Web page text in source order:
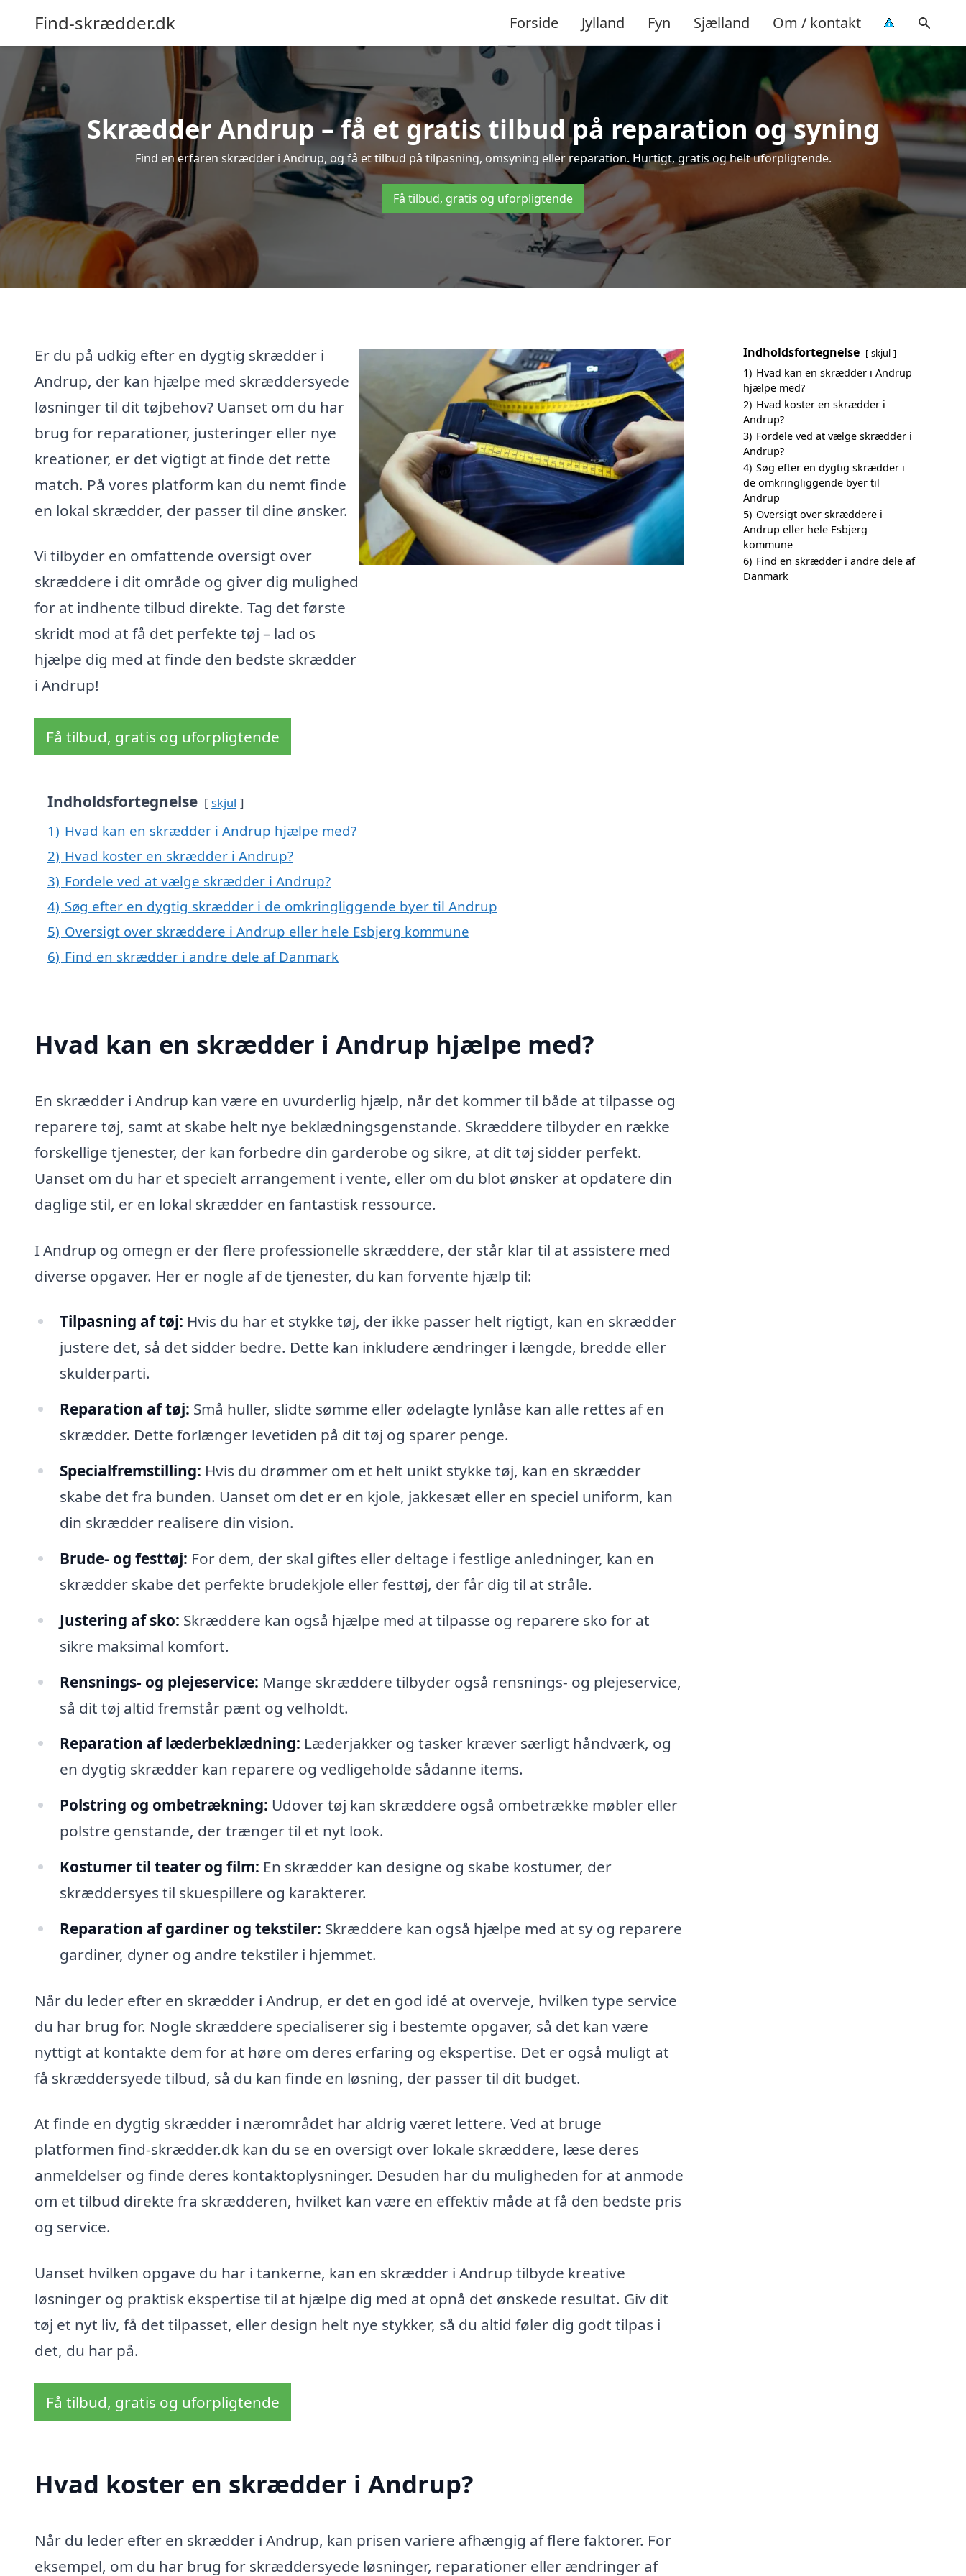
Find-skrædder.dk Forside Jylland Fyn Sjælland Om / kontakt
Skrædder Andrup – få et gratis tilbud på reparation og syning
Find en erfaren skrædder i Andrup, og få et tilbud på tilpasning, omsyning eller reparation. Hurtigt, gratis og helt uforpligtende.
Få tilbud, gratis og uforpligtende
Er du på udkig efter en dygtig skrædder i
Andrup, der kan hjælpe med skræddersyede
løsninger til dit tøjbehov? Uanset om du har
brug for reparationer, justeringer eller nye
kreationer, er det vigtigt at finde det rette
match. På vores platform kan du nemt finde
en lokal skrædder, der passer til dine ønsker.
Vi tilbyder en omfattende oversigt over
skræddere i dit område og giver dig mulighed
for at indhente tilbud direkte. Tag det første
skridt mod at få det perfekte tøj – lad os
hjælpe dig med at finde den bedste skrædder
i Andrup!
Få tilbud, gratis og uforpligtende
Indholdsfortegnelse skjul
1) Hvad kan en skrædder i Andrup hjælpe med?
2) Hvad koster en skrædder i Andrup?
3) Fordele ved at vælge skrædder i Andrup?
4) Søg efter en dygtig skrædder i de omkringliggende byer til Andrup
5) Oversigt over skræddere i Andrup eller hele Esbjerg kommune
6) Find en skrædder i andre dele af Danmark
Hvad kan en skrædder i Andrup hjælpe med?
En skrædder i Andrup kan være en uvurderlig hjælp, når det kommer til både at tilpasse og
reparere tøj, samt at skabe helt nye beklædningsgenstande. Skræddere tilbyder en række
forskellige tjenester, der kan forbedre din garderobe og sikre, at dit tøj sidder perfekt.
Uanset om du har et specielt arrangement i vente, eller om du blot ønsker at opdatere din
daglige stil, er en lokal skrædder en fantastisk ressource.
I Andrup og omegn er der flere professionelle skræddere, der står klar til at assistere med
diverse opgaver. Her er nogle af de tjenester, du kan forvente hjælp til:
Tilpasning af tøj: Hvis du har et stykke tøj, der ikke passer helt rigtigt, kan en skrædder
justere det, så det sidder bedre. Dette kan inkludere ændringer i længde, bredde eller
skulderparti.
Reparation af tøj: Små huller, slidte sømme eller ødelagte lynlåse kan alle rettes af en
skrædder. Dette forlænger levetiden på dit tøj og sparer penge.
Specialfremstilling: Hvis du drømmer om et helt unikt stykke tøj, kan en skrædder
skabe det fra bunden. Uanset om det er en kjole, jakkesæt eller en speciel uniform, kan
din skrædder realisere din vision.
Brude- og festtøj: For dem, der skal giftes eller deltage i festlige anledninger, kan en
skrædder skabe det perfekte brudekjole eller festtøj, der får dig til at stråle.
Justering af sko: Skræddere kan også hjælpe med at tilpasse og reparere sko for at
sikre maksimal komfort.
Rensnings- og plejeservice: Mange skræddere tilbyder også rensnings- og plejeservice,
så dit tøj altid fremstår pænt og velholdt.
Reparation af læderbeklædning: Læderjakker og tasker kræver særligt håndværk, og
en dygtig skrædder kan reparere og vedligeholde sådanne items.
Polstring og ombetrækning: Udover tøj kan skræddere også ombetrække møbler eller
polstre genstande, der trænger til et nyt look.
Kostumer til teater og film: En skrædder kan designe og skabe kostumer, der
skræddersyes til skuespillere og karakterer.
Reparation af gardiner og tekstiler: Skræddere kan også hjælpe med at sy og reparere
gardiner, dyner og andre tekstiler i hjemmet.
Når du leder efter en skrædder i Andrup, er det en god idé at overveje, hvilken type service
du har brug for. Nogle skræddere specialiserer sig i bestemte opgaver, så det kan være
nyttigt at kontakte dem for at høre om deres erfaring og ekspertise. Det er også muligt at
få skræddersyede tilbud, så du kan finde en løsning, der passer til dit budget.
At finde en dygtig skrædder i nærområdet har aldrig været lettere. Ved at bruge
platformen find-skrædder.dk kan du se en oversigt over lokale skræddere, læse deres
anmeldelser og finde deres kontaktoplysninger. Desuden har du muligheden for at anmode
om et tilbud direkte fra skrædderen, hvilket kan være en effektiv måde at få den bedste pris
og service.
Uanset hvilken opgave du har i tankerne, kan en skrædder i Andrup tilbyde kreative
løsninger og praktisk ekspertise til at hjælpe dig med at opnå det ønskede resultat. Giv dit
tøj et nyt liv, få det tilpasset, eller design helt nye stykker, så du altid føler dig godt tilpas i
det, du har på.
Få tilbud, gratis og uforpligtende
Hvad koster en skrædder i Andrup?
Når du leder efter en skrædder i Andrup, kan prisen variere afhængig af flere faktorer. For
eksempel, om du har brug for skræddersyede løsninger, reparationer eller ændringer af
Indholdsfortegnelse skjul
1) Hvad kan en skrædder i Andrup
hjælpe med?
2) Hvad koster en skrædder i
Andrup?
3) Fordele ved at vælge skrædder i
Andrup?
4) Søg efter en dygtig skrædder i
de omkringliggende byer til
Andrup
5) Oversigt over skræddere i
Andrup eller hele Esbjerg
kommune
6) Find en skrædder i andre dele af
Danmark